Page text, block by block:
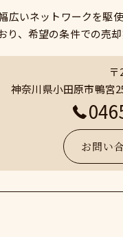
広いネットワークを駆
り、希望の条件での売
神奈川県小田原市鴨宮
お問い